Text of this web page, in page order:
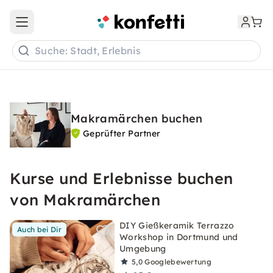
Open main menu
Suche: Stadt, Erlebnis
Makramärchen buchen
Geprüfter Partner
Kurse und Erlebnisse buchen
von Makramärchen
Auch bei Dir
DIY Gießkeramik Terrazzo
Workshop in Dortmund und
Umgebung
5,0Googlebewertung